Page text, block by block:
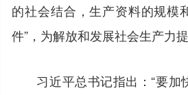
的社会结合，生产资料的规模
件”，为解放和发展社会生产力提
习近平总书记指出：“要加